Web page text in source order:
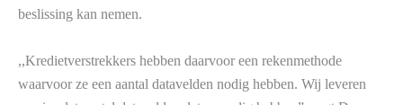
beslissing kan nemen.
,,Kredietverstrekkers hebben daarvoor een rekenmethode
waarvoor ze een aantal datavelden nodig hebben. Wij leveren